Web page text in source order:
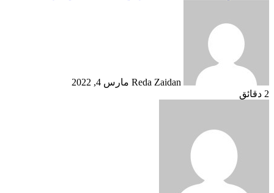
Reda Zaidan مارس 4, 2022
2 دقائق